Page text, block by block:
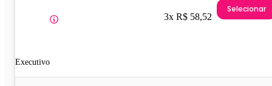
Executivo
3x R$ 58,52
Selecionar